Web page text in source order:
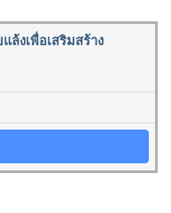
งเพื่อเสริมสร้าง